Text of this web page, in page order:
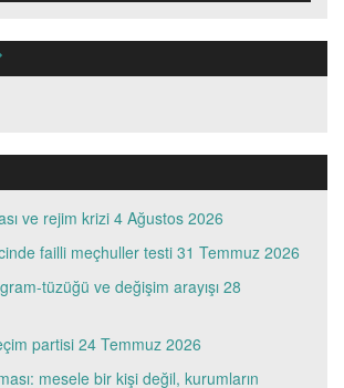
ve rejim krizi 4 Ağustos 2026
failli meçhuller testi 31 Temmuz 2026
tüzüğü ve değişim arayışı 28
partisi 24 Temmuz 2026
mesele bir kişi değil, kurumların